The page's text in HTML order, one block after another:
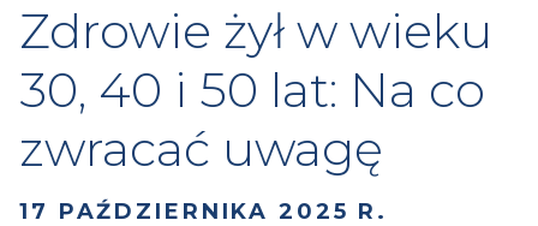
Zdrowie żył w wieku
30, 40 i 50 lat: Na co
zwracać uwagę
17 PAŹDZIERNIKA 2025 R.